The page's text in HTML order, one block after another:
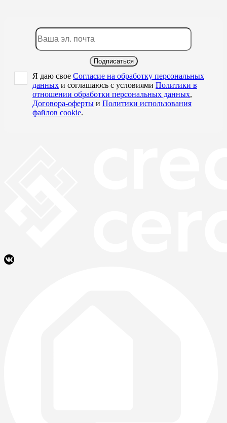
Подписаться
Я даю свое Согласие на обработку персональных
данных и соглашаюсь с условиями Политики в
отношении обработки персональных данных,
Договора-оферты и Политики использования
файлов cookie.